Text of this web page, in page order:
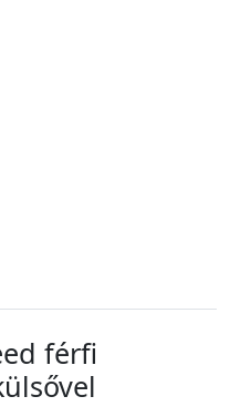
férfi